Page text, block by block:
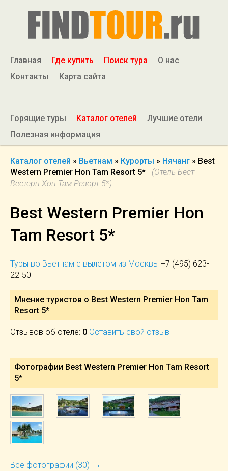
Главная Где купить Поиск тура
О нас
Контакты
Карта сайта
Горящие туры Каталог отелей
Лучшие отели
Полезная информация
Каталог отелей » Вьетнам » Курорты » Нячанг » Best
Western Premier Hon Tam Resort 5*
(Отель Бест
Вестерн Хон Там Резорт 5*)
Best Western Premier Hon
Tam Resort 5*
Туры во Вьетнам с вылетом из Москвы +7 (495) 623-
22-50
Мнение туристов о Best Western Premier Hon Tam
Resort 5*
Отзывов об отеле: 0 Оставить свой отзыв
Фотографии Best Western Premier Hon Tam Resort
5*
Все фотографии (30) →